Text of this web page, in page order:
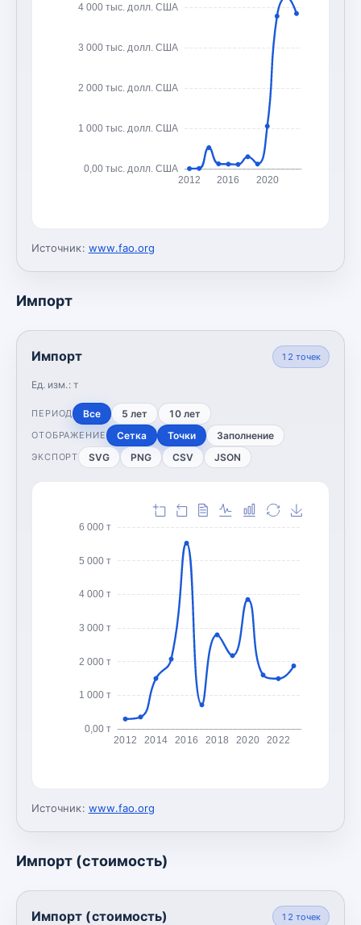
0,00 тыс. долл. США
1 000 тыс. долл. США
2 000 тыс. долл. США
3 000 тыс. долл. США
4 000 тыс. долл. США
2012 2016 2020
Источник: www.fao.org
Импорт
Импорт
Ед. изм.: т
12 точек
ПЕРИОД Все 5 лет 10 лет
ОТОБРАЖЕНИЕ Сетка Точки Заполнение
ЭКСПОРТ SVG PNG CSV JSON
0,00 т
1 000 т
2 000 т
3 000 т
4 000 т
5 000 т
6 000 т
2012 2014 2016 2018 2020 2022
Источник: www.fao.org
Импорт (стоимость)
Импорт (стоимость) 12 точек